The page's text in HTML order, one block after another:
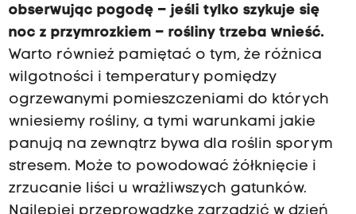
obserwując pogodę – jeśli tylko szykuje się
noc z przymrozkiem – rośliny trzeba wnieść.
Warto również pamiętać o tym, że różnica
wilgotności i temperatury pomiędzy
ogrzewanymi pomieszczeniami do których
wniesiemy rośliny, a tymi warunkami jakie
panują na zewnątrz bywa dla roślin sporym
stresem. Może to powodować żółknięcie i
zrzucanie liści u wrażliwszych gatunków.